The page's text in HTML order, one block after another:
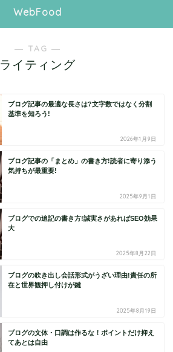
WebFood
― TAG ―
ライティング
ブログ記事の最適な長さは?文字数ではなく分割
基準を知ろう!
2026年1月9日
ブログ記事の「まとめ」の書き方!読者に寄り添う
気持ちが最重要!
2025年9月1日
ブログでの追記の書き方!誠実さがあればSEO効果
大
2025年8月22日
ブログの吹き出し会話形式がうざい理由!責任の所
在と世界観押し付けが鍵
2025年8月19日
ブログの文体・口調は作るな！ポイントだけ抑え
てあとは自由